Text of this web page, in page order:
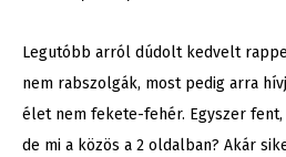
Legutóbb arról dúdolt kedvelt
nem rabszolgák, most pedig arra
élet nem fekete-fehér. Egyszer
de mi a közös a 2 oldalban? Akár